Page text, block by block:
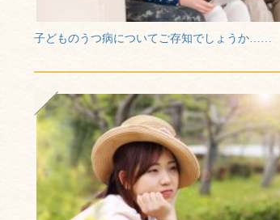
子どものうつ病についてご存知でしょうか……